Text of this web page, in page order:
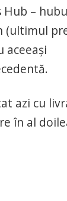
Hub –
(ultimul
aceeași
azi cu
în al